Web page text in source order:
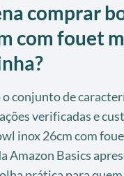
comprar
com fouet
conjunto de
verificadas e
inox 26cm com
Amazon Basics